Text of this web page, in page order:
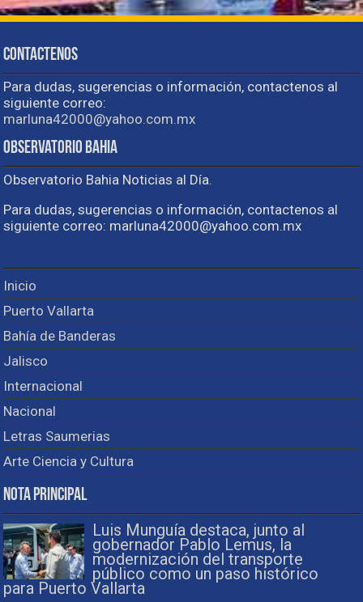
Contactenos
Para dudas, sugerencias o información, contactenos al
siguiente correo:
marluna42000@yahoo.com.mx
Observatorio Bahia
Observatorio Bahia Noticias al Día.
Para dudas, sugerencias o información, contactenos al
siguiente correo: marluna42000@yahoo.com.mx
Inicio
Puerto Vallarta
Bahía de Banderas
Jalisco
Internacional
Nacional
Letras Saumerias
Arte Ciencia y Cultura
Nota Principal
Luis Munguía destaca, junto al
gobernador Pablo Lemus, la
modernización del transporte
público como un paso histórico
para Puerto Vallarta